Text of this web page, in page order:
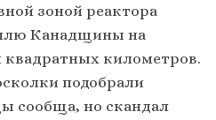
зоной реактора
Канадщины на
километров.
подобрали
сообща, но скандал